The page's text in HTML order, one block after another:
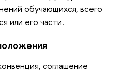
обучающихся, всего
или его части.
соглашение